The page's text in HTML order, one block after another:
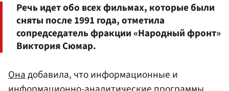
Речь идет обо всех фильмах, которые были
сняты после 1991 года, отметила
сопредседатель фракции «Народный фронт»
Виктория Сюмар.
Онадобавила, что информационные и